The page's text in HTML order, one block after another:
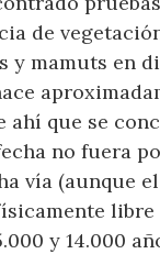
de
y mamuts en
ahí que se
no fuera
vía (aunque
libre
y 14.000